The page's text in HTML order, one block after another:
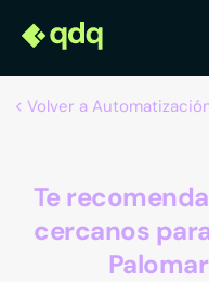
Volver a
Te
cercanos